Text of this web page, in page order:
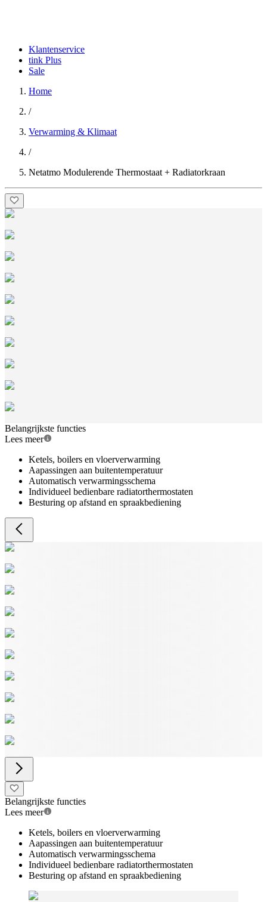
Klantenservice
tink Plus
Sale
Home
/
Verwarming & Klimaat
/
Netatmo Modulerende Thermostaat + Radiatorkraan
Belangrijkste functies
Lees meer
Ketels, boilers en vloerverwarming
Aapassingen aan buitentemperatuur
Automatisch verwarmingsschema
Individueel bedienbare radiatorthermostaten
Besturing op afstand en spraakbediening
Belangrijkste functies
Lees meer
Ketels, boilers en vloerverwarming
Aapassingen aan buitentemperatuur
Automatisch verwarmingsschema
Individueel bedienbare radiatorthermostaten
Besturing op afstand en spraakbediening